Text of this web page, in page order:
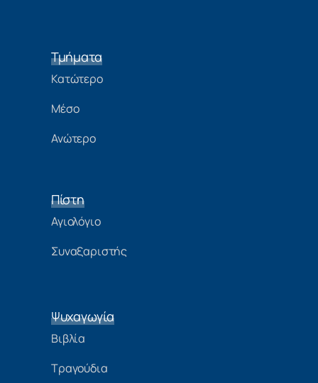
Τμήματα
Κατώτερο
Μέσο
Ανώτερο
Πίστη
Αγιολόγιο
Συναξαριστής
Ψυχαγωγία
Βιβλία
Τραγούδια